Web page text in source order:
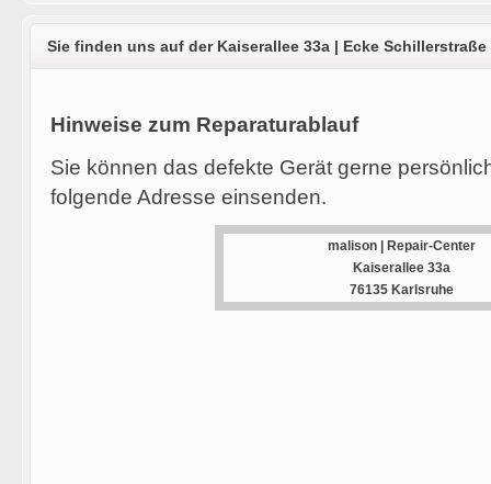
Sie finden uns auf der Kaiserallee 33a | Ecke Schillerstraße
Hinweise zum Reparaturablauf
Sie können das defekte Gerät gerne
folgende Adresse einsenden.
malison | Repair-Center
Kaiserallee 33a
76135 Karlsruhe